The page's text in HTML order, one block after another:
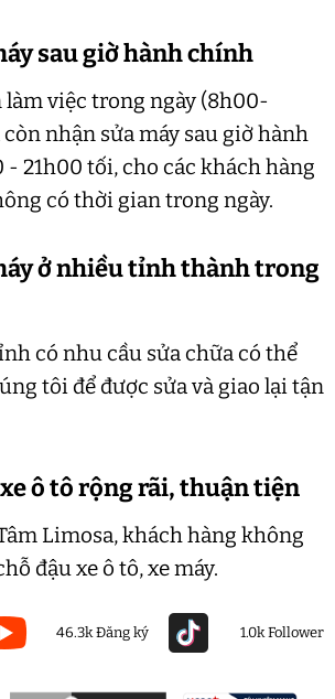
sau giờ hành chính
việc trong ngày (8h00-
nhận sửa máy sau giờ hành
21h00 tối, cho các khách hàng
có thời gian trong ngày.
ở nhiều tỉnh thành trong
có nhu cầu sửa chữa có thể
tôi để được sửa và giao lại tận
xe ô tô rộng rãi, thuận tiện
Limosa, khách hàng không
đậu xe ô tô, xe máy.
46.3k Đăng ký 1.0k Follower